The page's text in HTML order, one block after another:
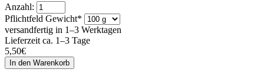
Anzahl:
Pflichtfeld Gewicht*
versandfertig in 1–3 Werktagen
Lieferzeit ca. 1–3 Tage
5,50€